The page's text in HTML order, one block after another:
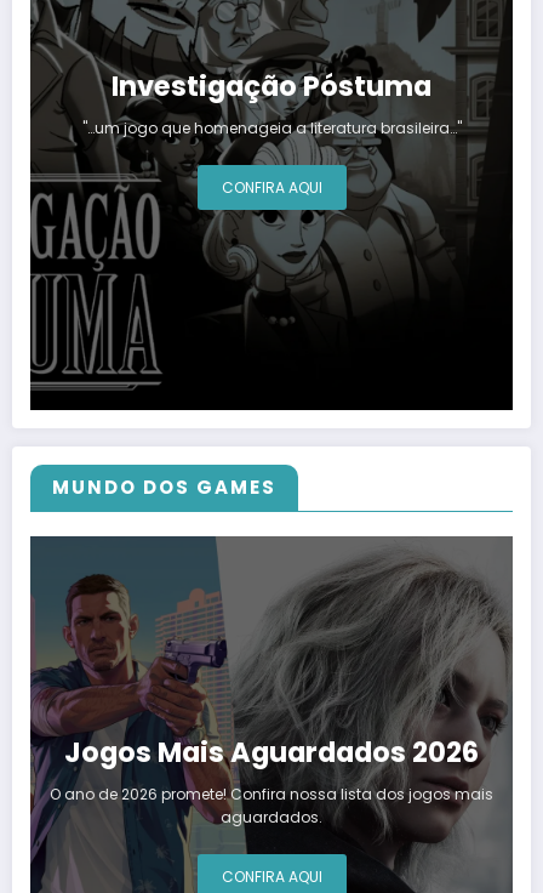
Investigação Póstuma
"…um jogo que homenageia a literatura brasileira…"
CONFIRA AQUI
MUNDO DOS GAMES
Jogos Mais Aguardados 2026
O ano de 2026 promete! Confira nossa lista dos jogos mais
aguardados.
CONFIRA AQUI